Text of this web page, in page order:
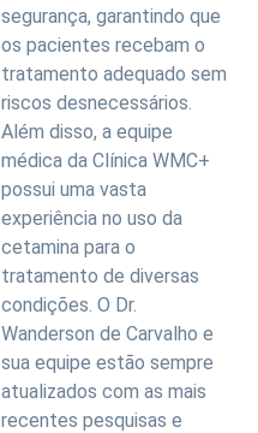
segurança, garantindo que
os pacientes recebam o
tratamento adequado sem
riscos desnecessários.
Além disso, a equipe
médica da Clínica WMC+
possui uma vasta
experiência no uso da
cetamina para o
tratamento de diversas
condições. O Dr.
Wanderson de Carvalho e
sua equipe estão sempre
atualizados com as mais
recentes pesquisas e